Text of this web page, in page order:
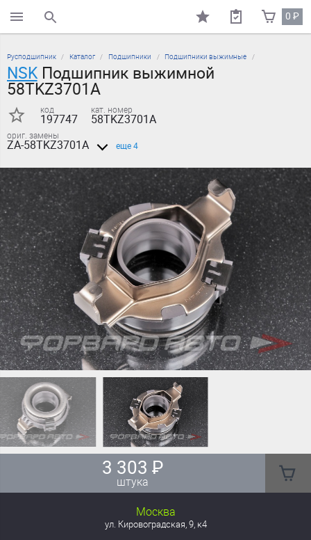
поиск по каталогу 0₽
Русподшипник Каталог Подшипники Подшипники выжимные
NSKПодшипник выжимной
58TKZ3701A
код
197747
кат. номер
58TKZ3701A
ориг. замены
ZA-58TKZ3701A еще 4
3 303 ₽
штука
Москва
ул. Кировоградская, 9, к4